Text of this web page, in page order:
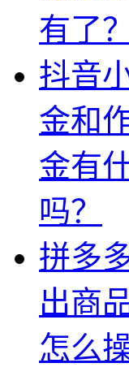
有了？
抖音
金和
金有
吗？
拼多
出商
怎么